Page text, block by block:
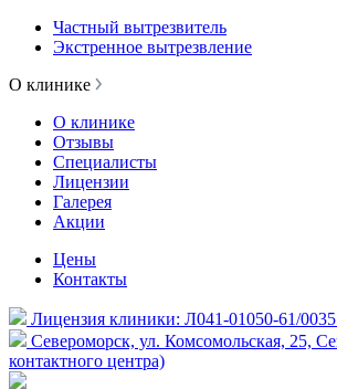
Частный вытрезвитель
Экстренное вытрезвление
О клинике
О клинике
Отзывы
Специалисты
Лицензии
Галерея
Акции
Цены
Контакты
Лицензия клиники: Л041-01050-61/
Североморск, ул. Комсомольская, 25,
контактного центра)